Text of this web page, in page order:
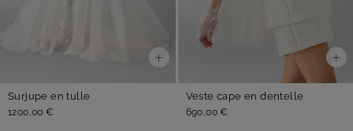
Surjupe en tulle
1200,00 €
Veste cape en dentelle
690,00 €